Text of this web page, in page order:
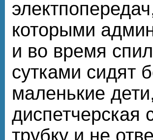
которыми
и во время
сутками сидят
маленькие
трубку и не